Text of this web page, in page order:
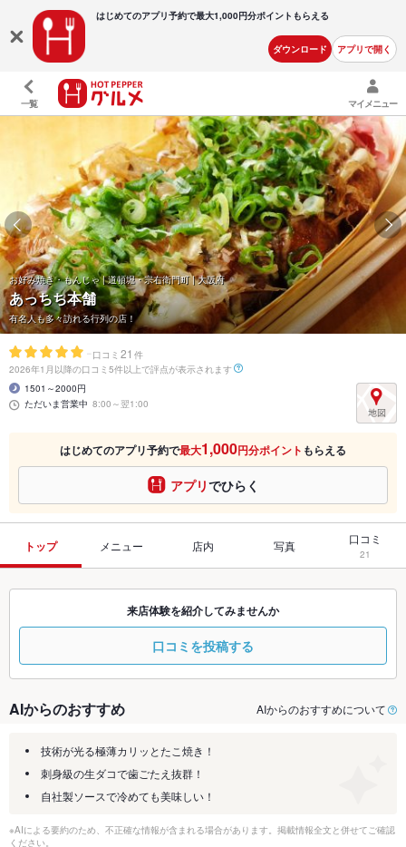
はじめてのアプリ予約で最大1,000円分ポイントもらえる
ダウンロード アプリで開く
一覧 マイメニュー
お好み焼き・もんじゃ | 道頓堀・宗右衛門町 | 大阪府
あっちち本舗
有名人も多々訪れる行列の店！
- 口コミ 21 件
2026年1月以降の口コミ5件以上で評点が表示されます
1501～2000円
ただいま営業中 8:00～翌1:00
はじめてのアプリ予約で最大1,000円分ポイント もらえる
アプリでひらく
トップ メニュー 店内 写真 口コミ
21
来店体験を紹介してみませんか
口コミを投稿する
AIからのおすすめ AIからのおすすめについて
技術が光る極薄カリッとたこ焼き！
刺身級の生ダコで歯ごたえ抜群！
自社製ソースで冷めても美味しい！
※AIによる要約のため、不正確な情報が含まれる場合があります。掲載情報全文と併せてご確認
ください。